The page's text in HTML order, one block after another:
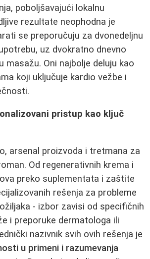
poboljšavajući lokalnu
rezultate neophodna je
se preporučuju za dvonedeljnu
uz dvokratno dnevno
masažu. Oni najbolje deluju kao
koji uključuje kardio vežbe i
pristup kao ključ
arsenal proizvoda i tretmana za
Od regenerativnih krema i
preko suplementata i zaštite
rešenja za probleme
- izbor zavisi od specifičnih
i preporuke dermatologa ili
nazivnik svih ovih rešenja je
u primeni i razumevanja